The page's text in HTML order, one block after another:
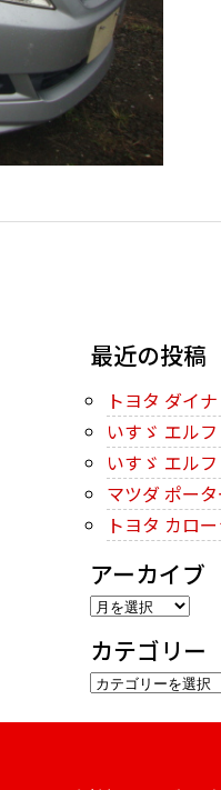
最近の投稿
トヨタ ダイナ
いすゞ エル
いすゞ エルフ
マツダ ポータ
トヨタ カロ
アーカイブ
ア
カ
イ
カテゴリー
カ